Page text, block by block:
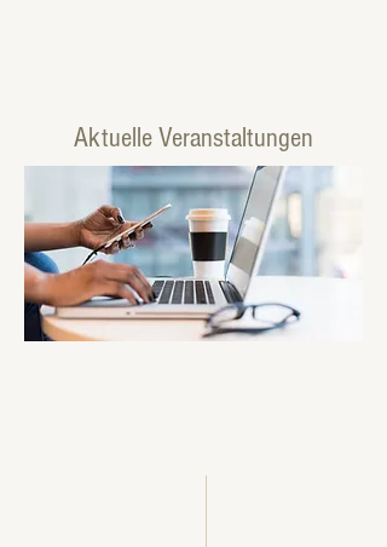
Aktuelle Veranstaltungen